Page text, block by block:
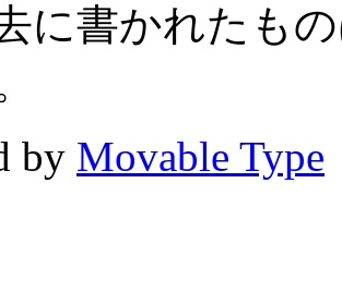
に書かれたも
by Movable Type